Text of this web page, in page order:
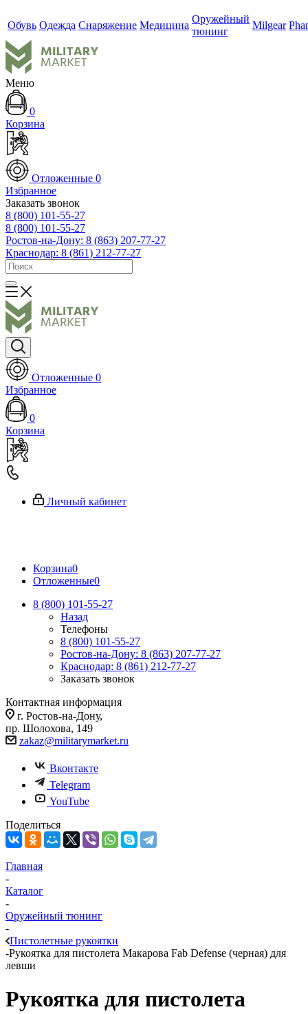
Обувь Одежда Снаряжение Медицина
Оружейный
тюнинг
Milgear
Меню
0
Корзина
Отложенные 0
Избранное
Заказать звонок
8 (800) 101-55-27
8 (800) 101-55-27
Ростов-на-Дону: 8 (863) 207-77-27
Краснодар: 8 (861) 212-77-27
Отложенные 0
Избранное
0
Корзина
Личный кабинет
Корзина0
Отложенные0
8 (800) 101-55-27
Назад
Телефоны
8 (800) 101-55-27
Ростов-на-Дону: 8 (863) 207-77-27
Краснодар: 8 (861) 212-77-27
Заказать звонок
Контактная информация
г. Ростов-на-Дону,
пр. Шолохова, 149
zakaz@militarymarket.ru
Вконтакте
Telegram
YouTube
Поделиться
Главная
-
Каталог
-
Оружейный тюнинг
-
Пистолетные рукоятки
-Рукоятка для пистолета Макарова Fab Defense (черная) для
левши
Рукоятка для пистолета